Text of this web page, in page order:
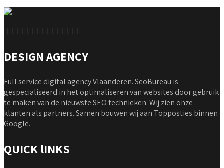
DESIGN AGENCY
Full service digital agency Vlaanderen. SeoBureau is
gespecialiseerd in het optimaliseren van websites door gebruik
te maken van de nieuwste SEO technieken. Wij zien onze
klanten als partners. Samen bouwen wij aan Topposties binnen
Google.
QUICK lINKS